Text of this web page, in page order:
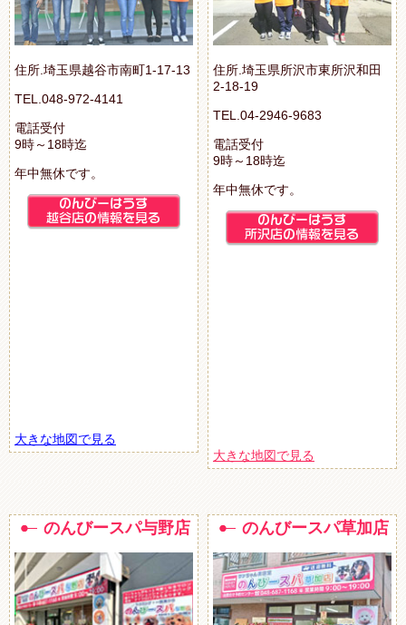
住所.埼玉県越谷市南町1-17-13
TEL.048-972-4141
電話受付
9時～18時迄
年中無休です。
大きな地図で見る
住所.埼玉県所沢市東所沢和田
2-18-19
TEL.04-2946-9683
電話受付
9時～18時迄
年中無休です。
大きな地図で見る
のんびースパ与野店 のんびースパ草加店